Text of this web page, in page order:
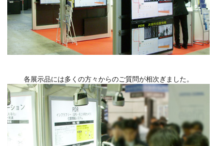
各展示品には多くの方々からのご質問が相次ぎました。